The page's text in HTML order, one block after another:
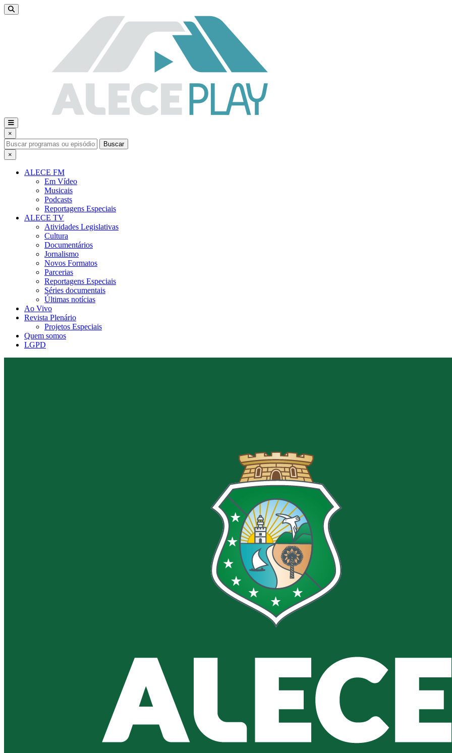
×
Buscar
×
ALECE FM
Em Vídeo
Musicais
Podcasts
Reportagens Especiais
ALECE TV
Atividades Legislativas
Cultura
Documentários
Jornalismo
Novos Formatos
Parcerias
Reportagens Especiais
Séries documentais
Últimas notícias
Ao Vivo
Revista Plenário
Projetos Especiais
Quem somos
LGPD